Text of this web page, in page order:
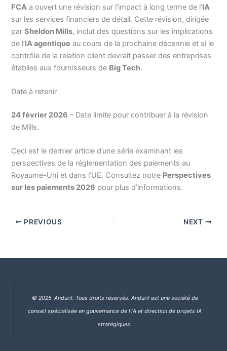
FCA a ouvert une révision sur l’impact à long terme de l’IA
sur les services financiers de détail. Cette révision, dirigée
parSheldon Mills, inclut des questions sur les implications
de l’IA agentique au cours de la prochaine décennie et si le
contrôle de la relation client devrait passer des entreprises
établies aux fournisseurs de Big Tech.
Date à retenir
24 février 2026 – Date limite pour contribuer à la révision
de Mills.
Ceci est le dernier article d’une série examinant les
perspectives de la réglementation des paiements au
Royaume-Uni et dans l’UE. Consultez notre Perspectives
sur les paiements 2026 pour plus d’informations.
PREVIOUS NEXT
© 2025 Anduril. Tous droits réservés. Anduril est une société de
conseil spécialisée en gouvernance de l’IA et direction de projets IA
stratégiques.